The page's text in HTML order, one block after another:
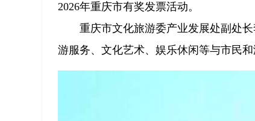
2026年重庆市有奖发票活动。
重庆市文化旅游委产业发展处副处
游服务、文化艺术、娱乐休闲等与市民